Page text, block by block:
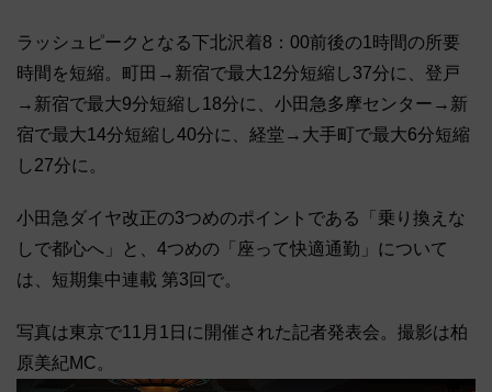
ラッシュピークとなる下北沢着8：00前後の1時間の所要
時間を短縮。町田→新宿で最大12分短縮し37分に、登戸
→新宿で最大9分短縮し18分に、小田急多摩センター→新
宿で最大14分短縮し40分に、経堂→大手町で最大6分短縮
し27分に。
小田急ダイヤ改正の3つめのポイントである「乗り換えな
しで都心へ」と、4つめの「座って快適通勤」について
は、短期集中連載 第3回で。
写真は東京で11月1日に開催された記者発表会。撮影は柏
原美紀MC。